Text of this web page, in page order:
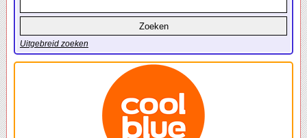
Uitgebreid zoeken